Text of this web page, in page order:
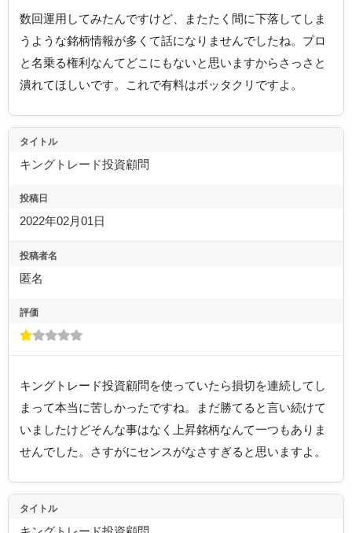
数回運用してみたんですけど、またたく間に下落してしま
うような銘柄情報が多くて話になりませんでしたね。プロ
と名乗る権利なんてどこにもないと思いますからさっさと
潰れてほしいです。これで有料はボッタクリですよ。
タイトル
キングトレード投資顧問
投稿日
2022年02月01日
投稿者名
匿名
評価
キングトレード投資顧問を使っていたら損切を連続してし
まって本当に苦しかったですね。まだ勝てると言い続けて
いましたけどそんな事はなく上昇銘柄なんて一つもありま
せんでした。さすがにセンスがなさすぎると思いますよ。
タイトル